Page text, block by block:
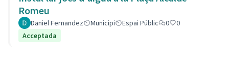
Romeu
Daniel Fernandez Municipi Espai Públic 0
0
Acceptada